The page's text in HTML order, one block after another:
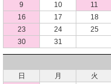
9
10 11
16
17 18
23
24 25
30
31
日 月 火